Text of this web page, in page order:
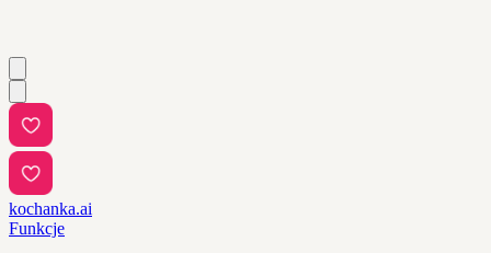
kochanka.ai
Funkcje